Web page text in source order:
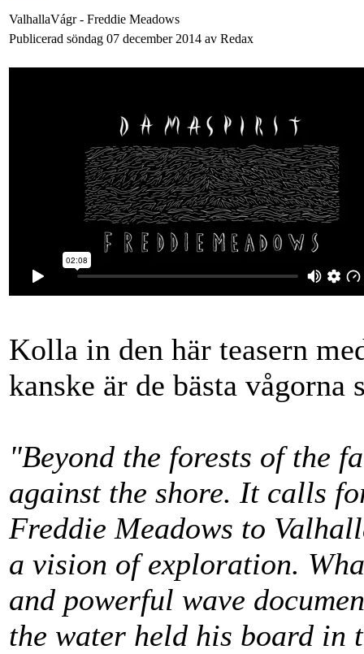
ValhallaVágr - Freddie Meadows
Publicerad söndag 07 december 2014 av Redax
Kolla in den här teasern
kanske är de bästa
"Beyond the forests of the
against the shore. It calls
Freddie Meadows to
a vision of exploration.
and powerful wave
the water held his board in